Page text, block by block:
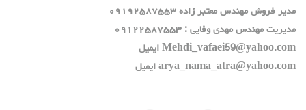
مدير فروش مهندس معتبر زاده ٠٩١٩٢٥٨٧٥٥٣
مديريت مهندس مهدي وفايي : ٠٩١٢٢٥٨٧٥٥٣
Mehdi_vafaei59@yahoo.com ايميل
arya_nama_atra@yahoo.com ايميل